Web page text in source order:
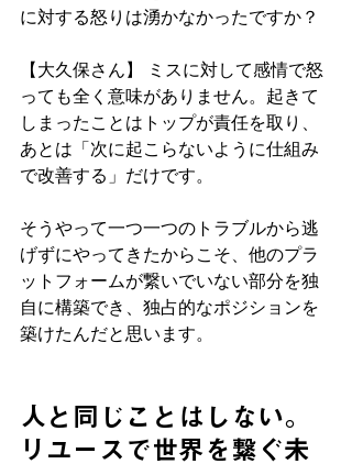
に対する怒りは湧かなかったですか？
【大久保さん】 ミスに対して感情で怒
っても全く意味がありません。起きて
しまったことはトップが責任を取り、
あとは「次に起こらないように仕組み
で改善する」だけです。
そうやって一つ一つのトラブルから逃
げずにやってきたからこそ、他のプラ
ットフォームが繋いでいない部分を独
自に構築でき、独占的なポジションを
築けたんだと思います。
人と同じことはしない。
リユースで世界を繋ぐ未